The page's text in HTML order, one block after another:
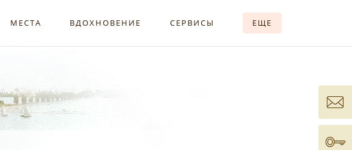
МЕСТА ВДОХНОВЕНИЕ СЕРВИСЫ ЕЩЕ